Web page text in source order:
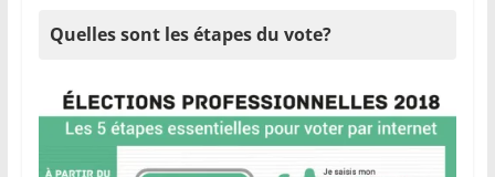
Quelles sont les étapes du vote?